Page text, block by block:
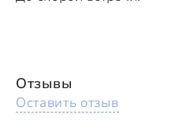
Отзывы
Оставить отзыв